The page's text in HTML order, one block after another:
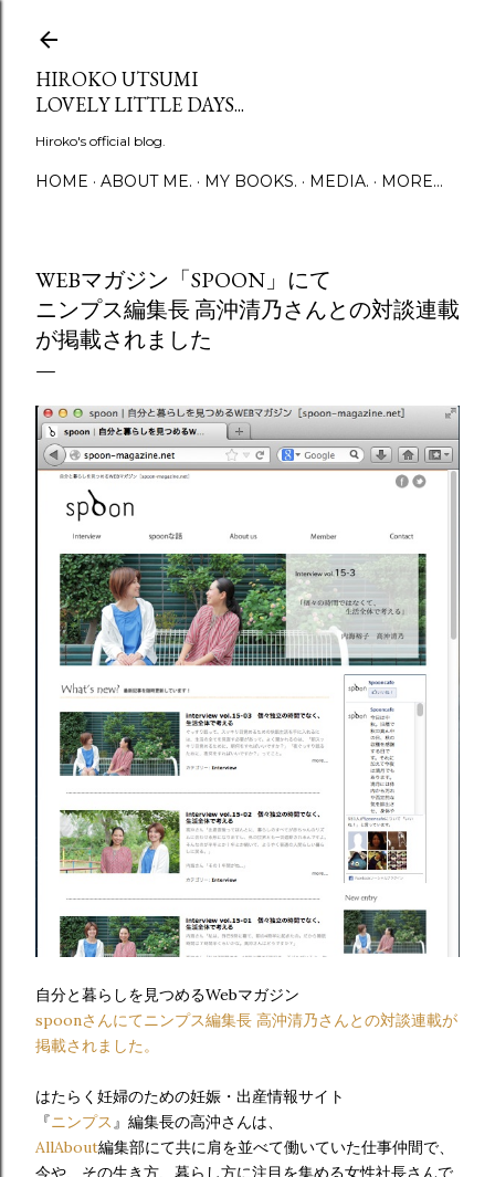
HIROKO UTSUMI
LOVELY LITTLE DAYS...
Hiroko's official blog.
HOME ABOUT ME. MY BOOKS. MEDIA. MORE…
WEBマガジン「SPOON」にて
ニンプス編集長 高沖清乃さんとの対談連載
が掲載されました
自分と暮らしを見つめるWebマガジン
spoonさんにてニンプス編集長 高沖清乃さんとの対談連載が
掲載されました。
はたらく妊婦のための妊娠・出産情報サイト
『ニンプス』編集長の高沖さんは、
AllAbout編集部にて共に肩を並べて働いていた仕事仲間で、
今や、その生き方、暮らし方に注目を集める女性社長さんで